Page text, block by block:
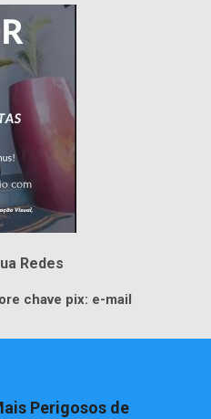
Redes
chave pix: e-mail
Perigosos de